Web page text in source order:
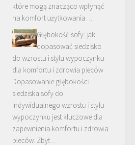
które mogą znacząco wpłynąć
na komfort użytkowania. …
Głębokość sofy: jak
dopasować siedzisko
do wzrostu i stylu wypoczynku
dla komfortu i zdrowia pleców
Dopasowanie głębokości
siedziska sofy do
indywidualnego wzrostu i stylu
wypoczynku jest kluczowe dla
zapewnienia komfortu i zdrowia
pleców. Zbyt …